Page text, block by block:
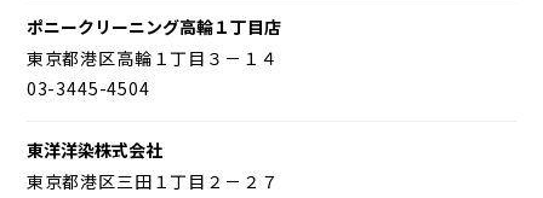
ポニークリーニング高輪１丁目店
東京都港区高輪１丁目３－１４
03-3445-4504
東洋洋染株式会社
東京都港区三田１丁目２－２７